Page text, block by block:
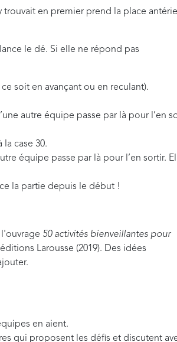
trouvait en premier prend la place
le dé. Si elle ne répond pas
soit en avançant ou en reculant).
autre équipe passe par là pour l’en
la case 30.
équipe passe par là pour l’en sortir.
la partie depuis le début !
l'ouvrage 50 activités bienveillantes pour
Larousse (2019). Des idées
en aient.
qui proposent les défis et discutent